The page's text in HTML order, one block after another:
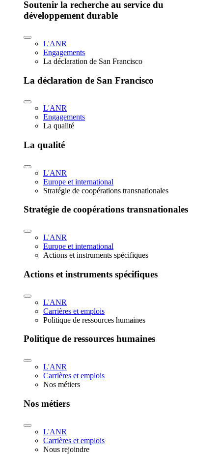
Soutenir la recherche au service du
développement durable
L'ANR
Engagements
La déclaration de San Francisco
La déclaration de San Francisco
L'ANR
Engagements
La qualité
La qualité
L'ANR
Europe et international
Stratégie de coopérations transnationales
Stratégie de coopérations transnationales
L'ANR
Europe et international
Actions et instruments spécifiques
Actions et instruments spécifiques
L'ANR
Carrières et emplois
Politique de ressources humaines
Politique de ressources humaines
L'ANR
Carrières et emplois
Nos métiers
Nos métiers
L'ANR
Carrières et emplois
Nous rejoindre